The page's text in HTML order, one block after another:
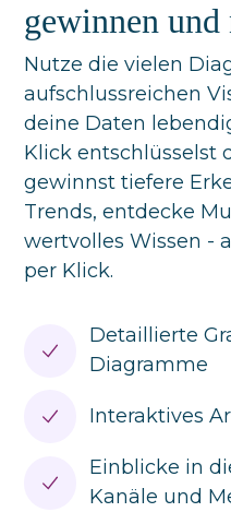
gewinnen und
Nutze die vielen
aufschlussreichen
deine Daten
Klick entschlüsselst
gewinnst tiefere
Trends, entdecke
wertvolles Wissen -
per Klick.
Detaillierte
Diagramme
Interaktives
Einblicke in
Kanäle und